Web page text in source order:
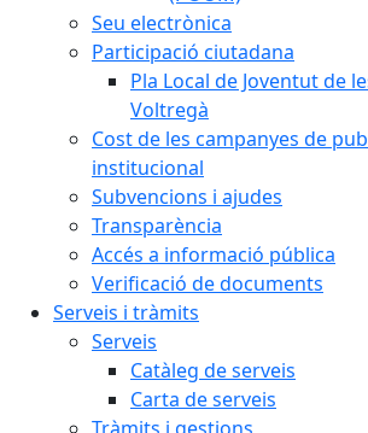
Seu electrònica
Participació ciutadana
Pla Local de Joventut de
Voltregà
Cost de les campanyes de
institucional
Subvencions i ajudes
Transparència
Accés a informació pública
Verificació de documents
Serveis i tràmits
Serveis
Catàleg de serveis
Carta de serveis